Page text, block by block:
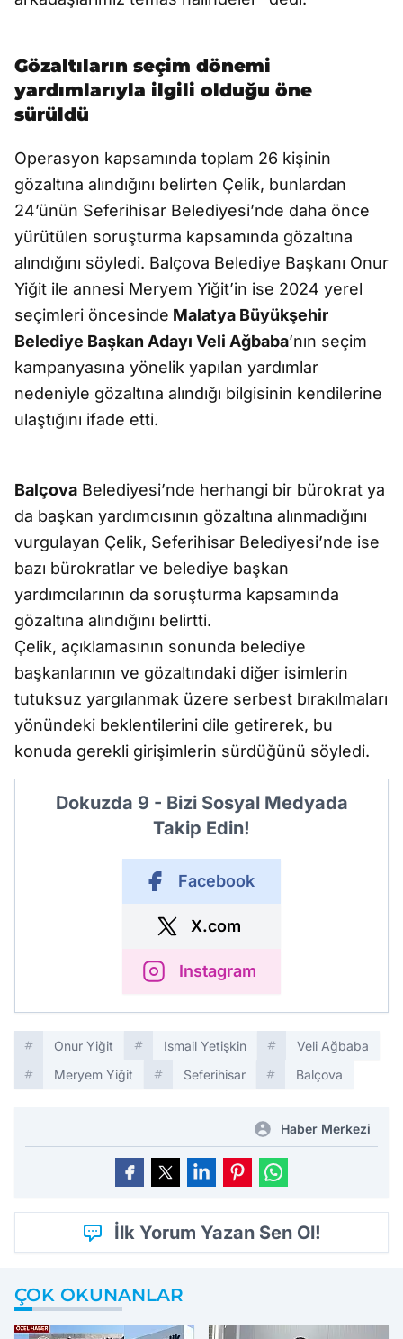
Gözaltıların seçim dönemi
yardımlarıyla ilgili olduğu öne
sürüldü
Operasyon kapsamında toplam 26 kişinin
gözaltına alındığını belirten Çelik, bunlardan
24’ünün Seferihisar Belediyesi’nde daha önce
yürütülen soruşturma kapsamında gözaltına
alındığını söyledi. Balçova Belediye Başkanı Onur
Yiğit ile annesi Meryem Yiğit’in ise 2024 yerel
seçimleri öncesinde Malatya Büyükşehir
Belediye Başkan Adayı Veli Ağbaba’nın seçim
kampanyasına yönelik yapılan yardımlar
nedeniyle gözaltına alındığı bilgisinin kendilerine
ulaştığını ifade etti.
Balçova Belediyesi’nde herhangi bir bürokrat ya
da başkan yardımcısının gözaltına alınmadığını
vurgulayan Çelik, Seferihisar Belediyesi’nde ise
bazı bürokratlar ve belediye başkan
yardımcılarının da soruşturma kapsamında
gözaltına alındığını belirtti.
Çelik, açıklamasının sonunda belediye
başkanlarının ve gözaltındaki diğer isimlerin
tutuksuz yargılanmak üzere serbest bırakılmaları
yönündeki beklentilerini dile getirerek, bu
konuda gerekli girişimlerin sürdüğünü söyledi.
Dokuzda 9 - Bizi Sosyal Medyada
Takip Edin!
Facebook
X.com
Instagram
Onur Yiğit Ismail Yetişkin
Veli Ağbaba
Meryem Yiğit
Seferihisar Balçova
Haber Merkezi
İlk Yorum Yazan Sen Ol!
ÇOK OKUNANLAR